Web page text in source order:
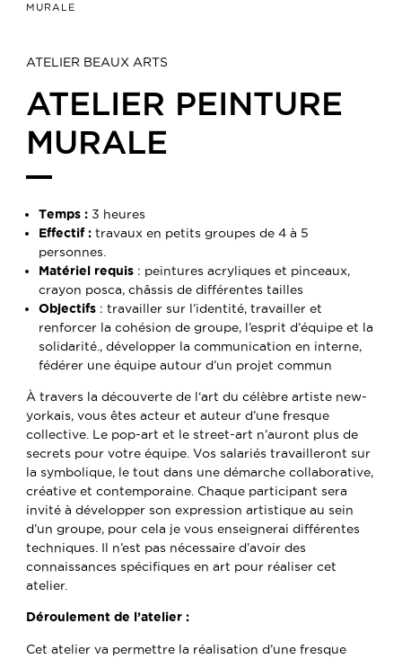
MURALE
ATELIER BEAUX ARTS
ATELIER PEINTURE
MURALE
Temps : 3 heures
Effectif : travaux en petits groupes de 4 à 5
personnes.
Matériel requis : peintures acryliques et pinceaux,
crayon posca, châssis de différentes tailles
Objectifs : travailler sur l’identité, travailler et
renforcer la cohésion de groupe, l’esprit d’équipe et la
solidarité., développer la communication en interne,
fédérer une équipe autour d’un projet commun
À travers la découverte de l‘art du célèbre artiste new-
yorkais, vous êtes acteur et auteur d’une fresque
collective. Le pop-art et le street-art n’auront plus de
secrets pour votre équipe. Vos salariés travailleront sur
la symbolique, le tout dans une démarche collaborative,
créative et contemporaine. Chaque participant sera
invité à développer son expression artistique au sein
d’un groupe, pour cela je vous enseignerai différentes
techniques. Il n’est pas nécessaire d’avoir des
connaissances spécifiques en art pour réaliser cet
atelier.
Déroulement de l’atelier :
Cet atelier va permettre la réalisation d’une fresque